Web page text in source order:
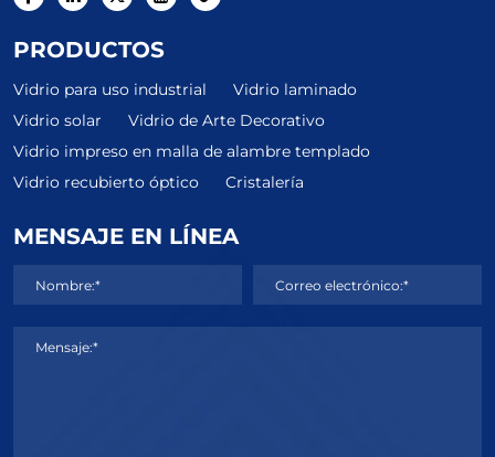
PRODUCTOS
Vidrio para uso industrial
Vidrio laminado
Vidrio solar
Vidrio de Arte Decorativo
Vidrio impreso en malla de alambre templado
Vidrio recubierto óptico
Cristalería
MENSAJE EN LÍNEA
Nombre:* Correo electrónico:*
Mensaje:*